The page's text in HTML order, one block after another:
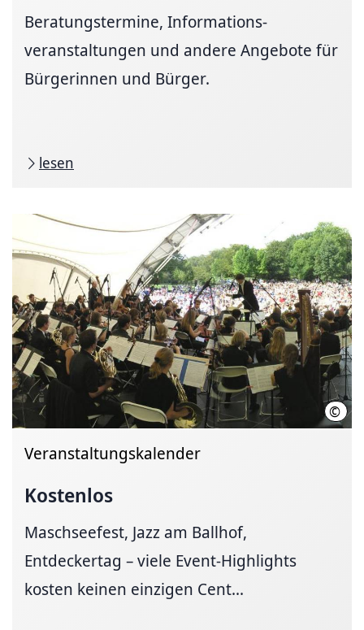
Beratungstermine, Informa­tions­
veranstaltungen und andere Angebote für
Bürgerinnen und Bürger.
lesen
©
Veranstaltungskalender
Kostenlos
Maschseefest, Jazz am Ballhof,
Entdeckertag – viele Event-Highlights
kosten keinen einzigen Cent...